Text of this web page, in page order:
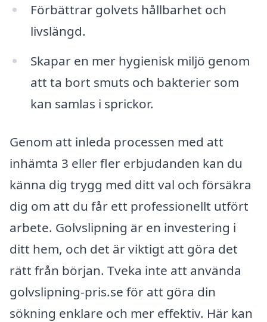
Förbättrar golvets hållbarhet och
livslängd.
Skapar en mer hygienisk miljö genom
att ta bort smuts och bakterier som
kan samlas i sprickor.
Genom att inleda processen med att
inhämta 3 eller fler erbjudanden kan du
känna dig trygg med ditt val och försäkra
dig om att du får ett professionellt utfört
arbete. Golvslipning är en investering i
ditt hem, och det är viktigt att göra det
rätt från början. Tveka inte att använda
golvslipning-pris.se för att göra din
sökning enklare och mer effektiv. Här kan